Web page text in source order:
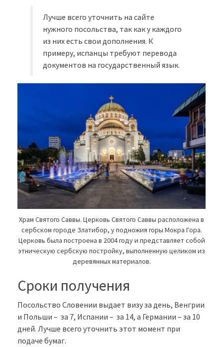
Лучше всего уточнить на сайте
нужного посольства, так как у каждого
из них есть свои дополнения. К
примеру, испанцы требуют перевода
документов на государственный язык.
Храм Святого Саввы. Церковь Святого Саввы расположена в
сербском городе Златибор, у подножия горы Мокра Гора.
Церковь была построена в 2004 году и представляет собой
этническую сербскую постройку, выполненную целиком из
деревянных материалов.
Сроки получения
Посольство Словении выдает визу за день, Венгрии
и Польши – за 7, Испании – за 14, а Германии – за 10
дней. Лучше всего уточнить этот момент при
подаче бумаг.